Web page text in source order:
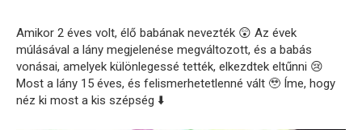
Amikor 2 éves volt, élő babának nevezték 😲 Az évek
múlásával a lány megjelenése megváltozott, és a babás
vonásai, amelyek különlegessé tették, elkezdtek eltűnni 😢
Most a lány 15 éves, és felismerhetetlenné vált 🥹 Íme, hogy
néz ki most a kis szépség ⬇️